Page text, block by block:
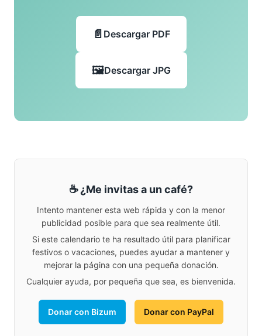
Descargar PDF
Descargar JPG
☕ ¿Me invitas a un café?
Intento mantener esta web rápida y con la menor
publicidad posible para que sea realmente útil.
Si este calendario te ha resultado útil para planificar
festivos o vacaciones, puedes ayudar a mantener y
mejorar la página con una pequeña donación.
Cualquier ayuda, por pequeña que sea, es bienvenida.
Donar con Bizum Donar con PayPal